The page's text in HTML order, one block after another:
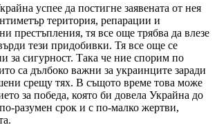
успее да постигне заявената от нея
територия, репарации и
престъпления, тя все още трябва да влезе
тези придобивки. Тя все още се
за сигурност. Така че ние спорим по
са дълбоко важни за украинците заради
срещу тях. В същото време това може
за победа, която би довела Украйна до
разумен срок и с по-малко жертви,